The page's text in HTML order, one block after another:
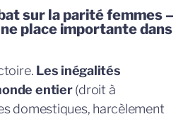
sur la parité femmes –
place importante dans
Les inégalités
entier(droit à
domestiques, harcèlement